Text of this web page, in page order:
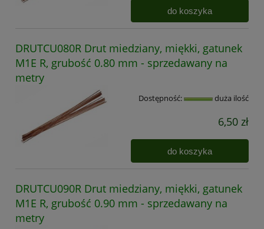
do koszyka
DRUTCU080R Drut miedziany, miękki, gatunek
M1E R, grubość 0.80 mm - sprzedawany na
metry
Dostępność: duża ilość
6,50 zł
do koszyka
DRUTCU090R Drut miedziany, miękki, gatunek
M1E R, grubość 0.90 mm - sprzedawany na
metry